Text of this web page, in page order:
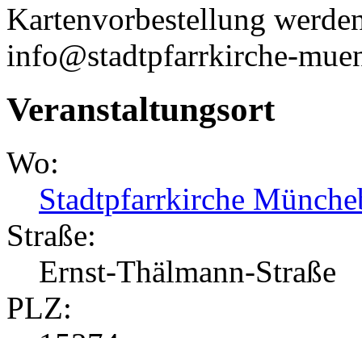
Kartenvorbestellung
info@stadtpfarrkirche-
Veranstaltungsort
Wo:
Stadtpfarrkirche
Straße:
Ernst-Thälmann-Straße
PLZ: